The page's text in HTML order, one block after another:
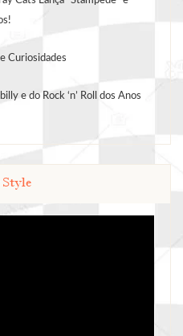
Curiosidades
e do Rock ‘n’ Roll dos Anos
Style